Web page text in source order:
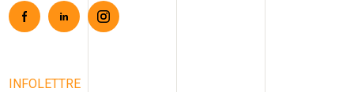
FacebookLinkedinInstagram
INFOLETTRE